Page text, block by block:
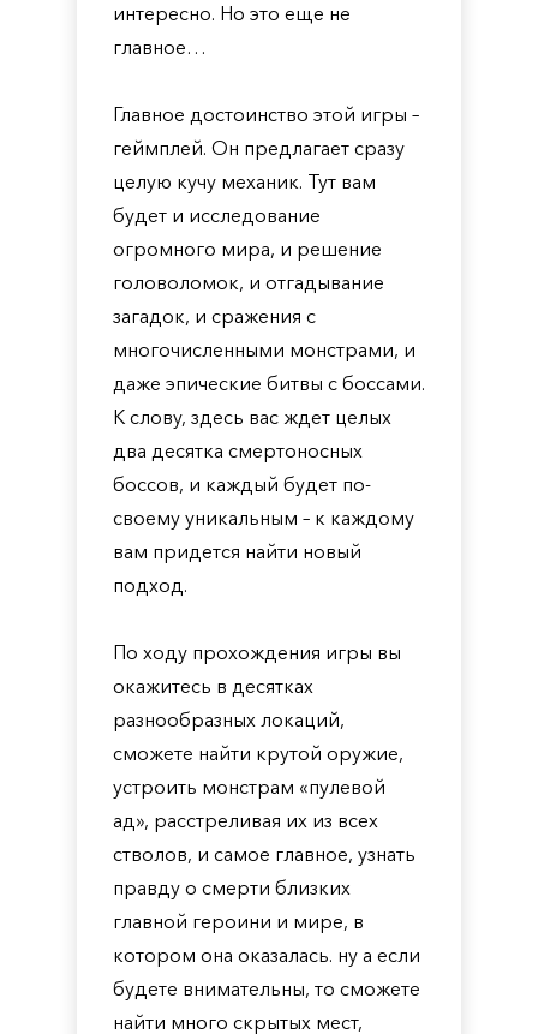
интересно. Но это еще не
главное…
Главное достоинство этой игры –
геймплей. Он предлагает сразу
целую кучу механик. Тут вам
будет и исследование
огромного мира, и решение
головоломок, и отгадывание
загадок, и сражения с
многочисленными монстрами, и
даже эпические битвы с боссами.
К слову, здесь вас ждет целых
два десятка смертоносных
боссов, и каждый будет по-
своему уникальным – к каждому
вам придется найти новый
подход.
По ходу прохождения игры вы
окажитесь в десятках
разнообразных локаций,
сможете найти крутой оружие,
устроить монстрам «пулевой
ад», расстреливая их из всех
стволов, и самое главное, узнать
правду о смерти близких
главной героини и мире, в
котором она оказалась. ну а если
будете внимательны, то сможете
найти много скрытых мест,